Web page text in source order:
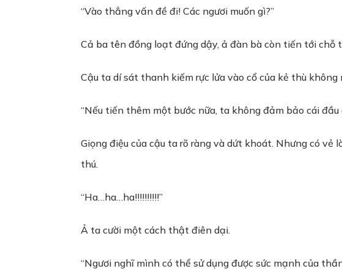
“Vào thẳng vấn đề đi! Các ngươi muốn gì?”
Cả ba tên đồng loạt đứng dậy, ả đàn bà còn tiến tới
Cậu ta dí sát thanh kiếm rực lửa vào cổ của kẻ thù không
“Nếu tiến thêm một bước nữa, ta không đảm bảo cái đầu
Giọng điệu của cậu ta rõ ràng và dứt khoát. Nhưng có
thú.
“Ha…ha…ha!!!!!!!!!!”
Ả ta cười một cách thật điên dại.
“Ngươi nghĩ mình có thể sử dụng được sức mạnh của